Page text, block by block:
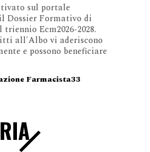
sul portale
il Dossier Formativo di
Ecm2026-2028.
all'Albo vi aderiscono
e possono beneficiare
Farmacista33